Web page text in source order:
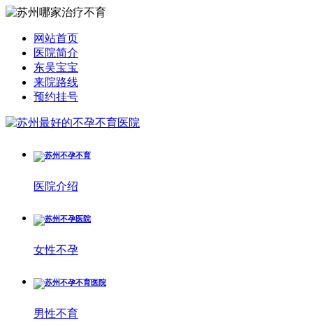
网站首页
医院简介
东吴宝宝
来院路线
预约挂号
医院介绍
女性不孕
男性不育